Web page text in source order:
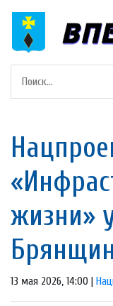
жизни»
13 мая 2026, 14:00 |